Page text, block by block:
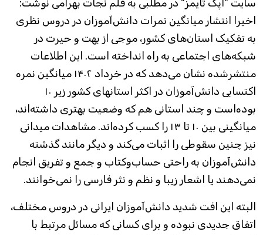
سایت "اپک تایمز" در مطلبی به قلم نجات بهرامی نوشت:
اخیرا انتشار میانگین نمرات دانش‌آموزان در دروس نظری
به تفکیک استان‌های کشور، موجی از بهت و حیرت در
شبکه‌های اجتماعی به راه انداخته ‌است. این اطلاعات
منتشرشده نشان می‌دهد که در خرداد ۱۴۰۲ میانگین نمره
اکتسابی دانش‌آموزان در اکثر استانهای کشور زیر ۱۰
بوده‌است و چند استانی هم که وضعیت بهتری داشته‌اند،
میانگینی بین ۱۰ تا ۱۳ را کسب کرده‌اند. مشاهدات میدانی
نیز چنین سقوطی را اثبات می‌کند و دیگر مانند گذشته
دانش‌آموزان به راحتی حساب‌و‌کتاب و جمع و تفریق انجام
نمی‌دهند یا اشعار زیبا و نظم و نثر فارسی را نمی‌خوانند.
البته این افت شدید دانش‌آموزان ایرانی در دروس مختلف،
اتفاق جدیدی نبوده و برای کسانی که مسائل مرتبط با